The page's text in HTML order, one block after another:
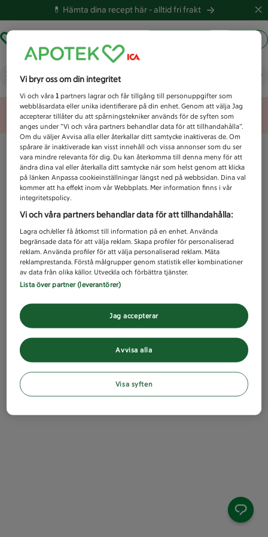
💊 Hämta dina recept här -alltid fri frakt
Vad letar du efter idag?
Unknown error
Vi bryr oss om din integritet
Vi och våra1 partners lagrar och får tillgång till personuppgifter som
webbläsardata eller unika identifierare på din enhet. Genom att välja Jag
accepterar tillåter du att spårningstekniker används för de syften som
anges under ”Vi och våra partners behandlar data för att tillhandahålla”.
Om du väljer Avvisa alla eller återkallar ditt samtycke inaktiveras de. Om
spårare är inaktiverade kan visst innehåll och vissa annonser som du ser
vara mindre relevanta för dig. Du kan återkomma till denna meny för att
ändra dina val eller återkalla ditt samtycke när som helst genom att klicka
på länken Anpassa cookieinställningar längst ned på webbsidan. Dina val
kommer att ha effekt inom vår Webbplats. Mer information finns i vår
integritetspolicy.
Vi och våra partners behandlar data för att tillhandahålla:
Lagra och/eller få åtkomst till information på en enhet. Använda
begränsade data för att välja reklam. Skapa profiler för personaliserad
reklam. Använda profiler för att välja personaliserad reklam. Mäta
reklamprestanda. Förstå målgrupper genom statistik eller kombinationer
av data från olika källor. Utveckla och förbättra tjänster.
Lista över partner (leverantörer)
Avvisa alla
Jag accepterar
Visa syften